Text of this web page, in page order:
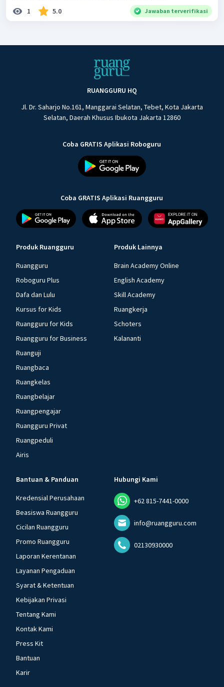
1 5.0 Jawaban terverifikasi
RUANGGURU HQ
Jl. Dr. Saharjo No.161, Manggarai Selatan, Tebet, Kota Jakarta
Selatan, Daerah Khusus Ibukota Jakarta 12860
Coba GRATIS Aplikasi Roboguru
Coba GRATIS Aplikasi Ruangguru
Produk Ruangguru
Ruangguru
Roboguru Plus
Dafa dan Lulu
Kursus for Kids
Ruangguru for Kids
Ruangguru for Business
Ruanguji
Ruangbaca
Ruangkelas
Ruangbelajar
Ruangpengajar
Ruangguru Privat
Ruangpeduli
Airis
Produk Lainnya
Brain Academy Online
English Academy
Skill Academy
Ruangkerja
Schoters
Kalananti
Bantuan & Panduan
Kredensial Perusahaan
Beasiswa Ruangguru
Cicilan Ruangguru
Promo Ruangguru
Laporan Kerentanan
Layanan Pengaduan
Syarat & Ketentuan
Kebijakan Privasi
Tentang Kami
Kontak Kami
Press Kit
Bantuan
Karir
Hubungi Kami
+62 815-7441-0000
info@ruangguru.com
02130930000